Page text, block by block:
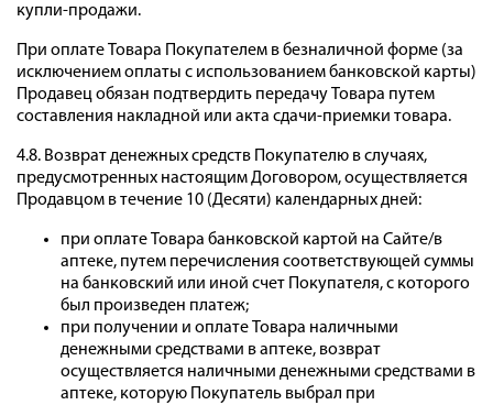
купли-продажи.
При оплате Товара Покупателем в безналичной форме (за
исключением оплаты с использованием банковской карты)
Продавец обязан подтвердить передачу Товара путем
составления накладной или акта сдачи-приемки товара.
4.8. Возврат денежных средств Покупателю в случаях,
предусмотренных настоящим Договором, осуществляется
Продавцом в течение 10 (Десяти) календарных дней:
при оплате Товара банковской картой на Сайте/в
аптеке, путем перечисления соответствующей суммы
на банковский или иной счет Покупателя, с которого
был произведен платеж;
при получении и оплате Товара наличными
денежными средствами в аптеке, возврат
осуществляется наличными денежными средствами в
аптеке, которую Покупатель выбрал при